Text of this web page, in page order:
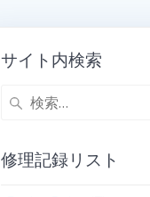
サイト内検索
修理記録リスト